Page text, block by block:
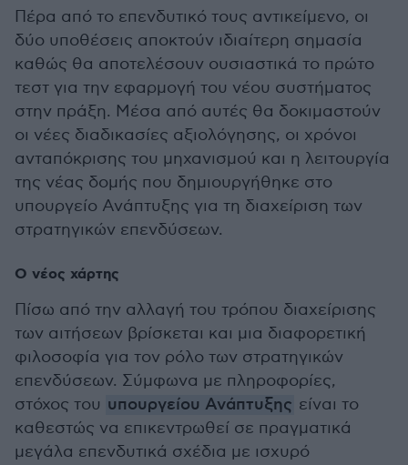
Πέρα από το επενδυτικό τους αντικείμενο, οι
δύο υποθέσεις αποκτούν ιδιαίτερη σημασία
καθώς θα αποτελέσουν ουσιαστικά το πρώτο
τεστ για την εφαρμογή του νέου συστήματος
στην πράξη. Μέσα από αυτές θα δοκιμαστούν
οι νέες διαδικασίες αξιολόγησης, οι χρόνοι
ανταπόκρισης του μηχανισμού και η λειτουργία
της νέας δομής που δημιουργήθηκε στο
υπουργείο Ανάπτυξης για τη διαχείριση των
στρατηγικών επενδύσεων.
Ο νέος χάρτης
Πίσω από την αλλαγή του τρόπου διαχείρισης
των αιτήσεων βρίσκεται και μια διαφορετική
φιλοσοφία για τον ρόλο των στρατηγικών
επενδύσεων. Σύμφωνα με πληροφορίες,
στόχος του υπουργείου Ανάπτυξης είναι το
καθεστώς να επικεντρωθεί σε πραγματικά
μεγάλα επενδυτικά σχέδια με ισχυρό